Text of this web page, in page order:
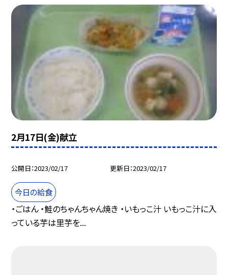
2月17日(金)献立
公開日 2023/02/17 更新日 2023/02/17
今日の給食
・ごはん ・鮭のちゃんちゃん焼き ・いもっこ汁 いもっこ汁に入
っている芋は里芋を...